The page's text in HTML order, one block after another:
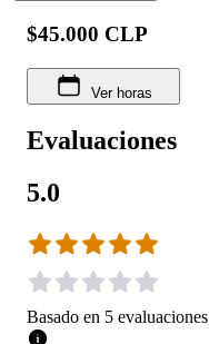
$45.000 CLP
Ver horas
Evaluaciones
5.0
Basado en 5 evaluaciones